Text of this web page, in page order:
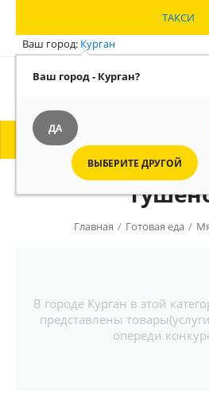
ТАКСИ
Ваш город: Курган
Ваш город - Курган?
ДА
ВЫБЕРИТЕ ДРУГОЙ
 МЕНЮ
Главная / Готовая еда /
В городе Курган в этой
представлены
опереди